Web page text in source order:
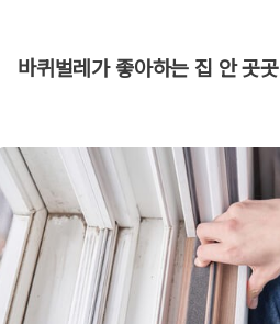
바퀴벌레가 좋아하는 집 안 곳곳